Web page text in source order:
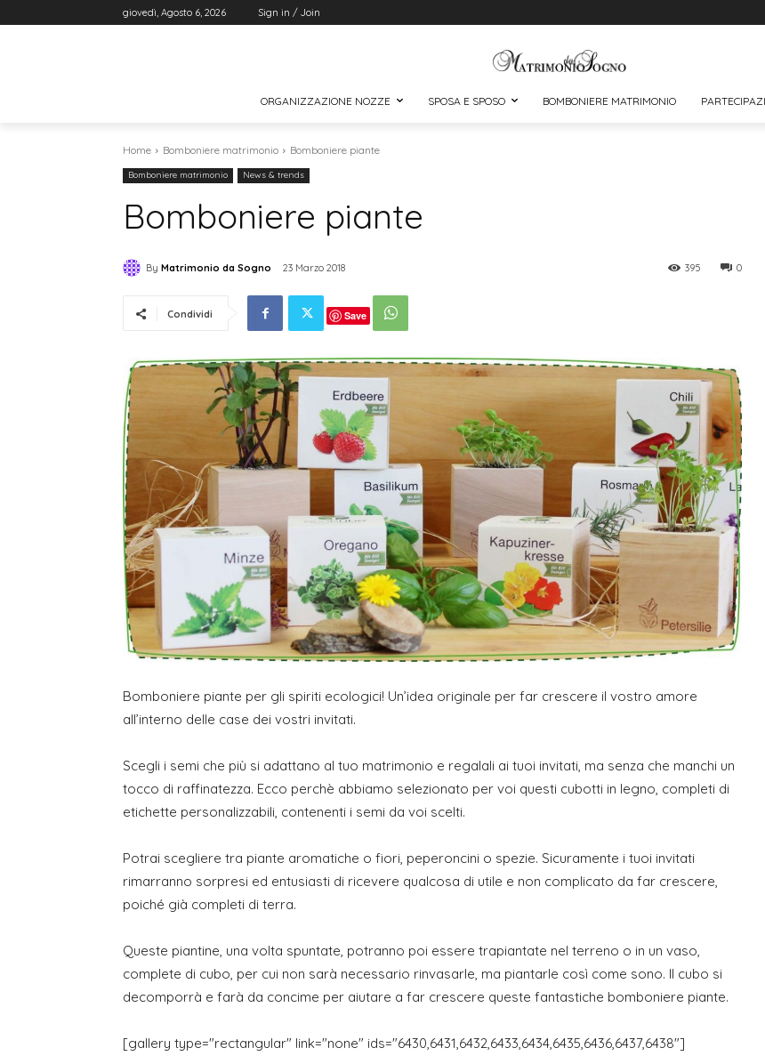
giovedì, Agosto 6, 2026 Sign in / Join
ORGANIZZAZIONE NOZZE SPOSA E SPOSO BOMBONIERE MATRIMONIO
Home Bomboniere matrimonio Bomboniere piante
Bomboniere matrimonio News & trends
Bomboniere piante
By Matrimonio da Sogno 23 Marzo 2018 0
395
Condividi Save
Bomboniere piante per gli spiriti ecologici! Un’idea originale per far crescere il vostro amore
all’interno delle case dei vostri invitati.
Scegli i semi che più si adattano al tuo matrimonio e regalali ai tuoi invitati, ma senza che manchi un
tocco di raffinatezza. Ecco perchè abbiamo selezionato per voi questi cubotti in legno, completi di
etichette personalizzabili, contenenti i semi da voi scelti.
Potrai scegliere tra piante aromatiche o fiori, peperoncini o spezie. Sicuramente i tuoi invitati
rimarranno sorpresi ed entusiasti di ricevere qualcosa di utile e non complicato da far crescere,
poiché già completi di terra.
Queste piantine, una volta spuntate, potranno poi essere trapiantate nel terreno o in un vaso,
complete di cubo, per cui non sarà necessario rinvasarle, ma piantarle così come sono. Il cubo si
decomporrà e farà da concime per aiutare a far crescere queste fantastiche bomboniere piante.
[gallery type="rectangular" link="none" ids="6430,6431,6432,6433,6434,6435,6436,6437,6438"]